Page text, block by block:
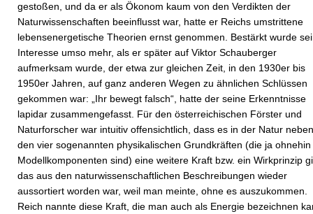
gestoßen, und da er als Ökonom kaum von den Verdikten der
Naturwissenschaften beeinflusst war, hatte er Reichs umstrittene
lebensenergetische Theorien ernst genommen. Bestärkt wurde
Interesse umso mehr, als er später auf Viktor Schauberger
aufmerksam wurde, der etwa zur gleichen Zeit, in den 1930er bis
1950er Jahren, auf ganz anderen Wegen zu ähnlichen Schlüssen
gekommen war: „Ihr bewegt falsch“, hatte der seine Erkenntnisse
lapidar zusammengefasst. Für den österreichischen Förster und
Naturforscher war intuitiv offensichtlich, dass es in der Natur neben
den vier sogenannten physikalischen Grundkräften (die ja
Modellkomponenten sind) eine weitere Kraft bzw. ein Wirkprinzip
das aus den naturwissenschaftlichen Beschreibungen wieder
aussortiert worden war, weil man meinte, ohne es auszukommen.
Reich nannte diese Kraft, die man auch als Energie bezeichnen